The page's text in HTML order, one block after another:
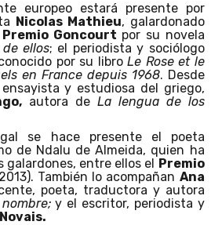
europeo estará presente por
Nicolas Mathieu, galardonado
Premio Goncourt por su novela
ellos; el periodista y sociólogo
por su libroLe Rose et le
en France depuis 1968. Desde
y estudiosa del griego,
autora de La lengua de los
se hace presente el poeta
de Ndalu de Almeida, quien ha
galardones, entre ellos el Premio
También lo acompañan Ana
poeta, traductora y autora
nombre;y el escritor, periodista y